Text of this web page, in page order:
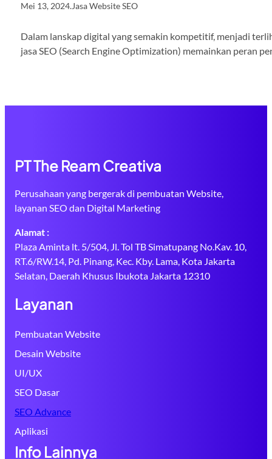
Mei 13, 2024.Jasa Website SEO
Dalam lanskap digital yang semakin kompetitif, menjadi
jasa SEO (Search Engine Optimization) memainkan peran
PT The Ream Creativa
Perusahaan yang bergerak di pembuatan Website,
layanan SEO dan Digital Marketing
Alamat :
Plaza Aminta lt. 5/504, Jl. Tol TB Simatupang No.Kav. 10,
RT.6/RW.14, Pd. Pinang, Kec. Kby. Lama, Kota Jakarta
Selatan, Daerah Khusus Ibukota Jakarta 12310
Layanan
Pembuatan Website
Desain Website
UI/UX
SEO Dasar
SEO Advance
Aplikasi
Info Lainnya